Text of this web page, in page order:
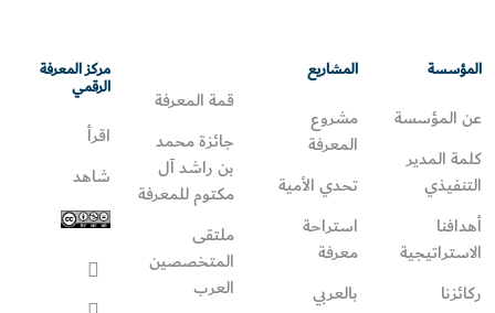
المؤسسة
عن المؤسسة
كلمة المدير
التنفيذي
أهدافنا
الاستراتيجية
ركائزنا
المشاريع
مشروع
المعرفة
تحدي الأمية
استراحة
معرفة
بالعربي
قمة المعرفة
جائزة محمد
بن راشد آل
مكتوم للمعرفة
ملتقى
المتخصصين
العرب
مركز المعرفة
الرقمي
اقرأ
شاهد